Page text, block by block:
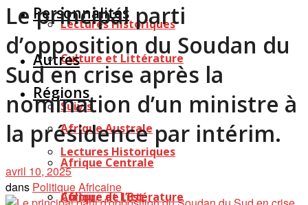
Lectures Historiques
Culture et Littérature
Régions
Afrique Australe
Afrique Centrale
Afrique de l’Est
Personnalités
Autres
Suivis
Lectures Historiques
Culture et Littérature
Le principal parti
d’opposition du Soudan du
Sud en crise après la
nomination d’un ministre à
la présidence par intérim.
avril 10, 2025
dans Politique Africaine